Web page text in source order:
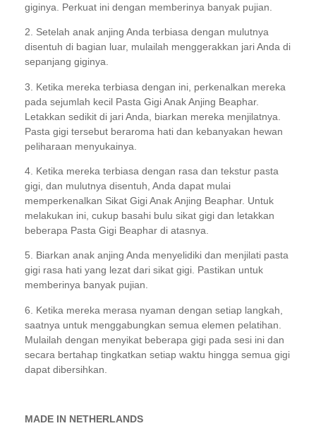
giginya. Perkuat ini dengan memberinya banyak pujian.
2. Setelah anak anjing Anda terbiasa dengan mulutnya
disentuh di bagian luar, mulailah menggerakkan jari Anda di
sepanjang giginya.
3. Ketika mereka terbiasa dengan ini, perkenalkan mereka
pada sejumlah kecil Pasta Gigi Anak Anjing Beaphar.
Letakkan sedikit di jari Anda, biarkan mereka menjilatnya.
Pasta gigi tersebut beraroma hati dan kebanyakan hewan
peliharaan menyukainya.
4. Ketika mereka terbiasa dengan rasa dan tekstur pasta
gigi, dan mulutnya disentuh, Anda dapat mulai
memperkenalkan Sikat Gigi Anak Anjing Beaphar. Untuk
melakukan ini, cukup basahi bulu sikat gigi dan letakkan
beberapa Pasta Gigi Beaphar di atasnya.
5. Biarkan anak anjing Anda menyelidiki dan menjilati pasta
gigi rasa hati yang lezat dari sikat gigi. Pastikan untuk
memberinya banyak pujian.
6. Ketika mereka merasa nyaman dengan setiap langkah,
saatnya untuk menggabungkan semua elemen pelatihan.
Mulailah dengan menyikat beberapa gigi pada sesi ini dan
secara bertahap tingkatkan setiap waktu hingga semua gigi
dapat dibersihkan.
MADE IN NETHERLANDS